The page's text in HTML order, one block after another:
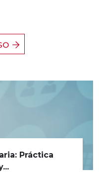
Práctica